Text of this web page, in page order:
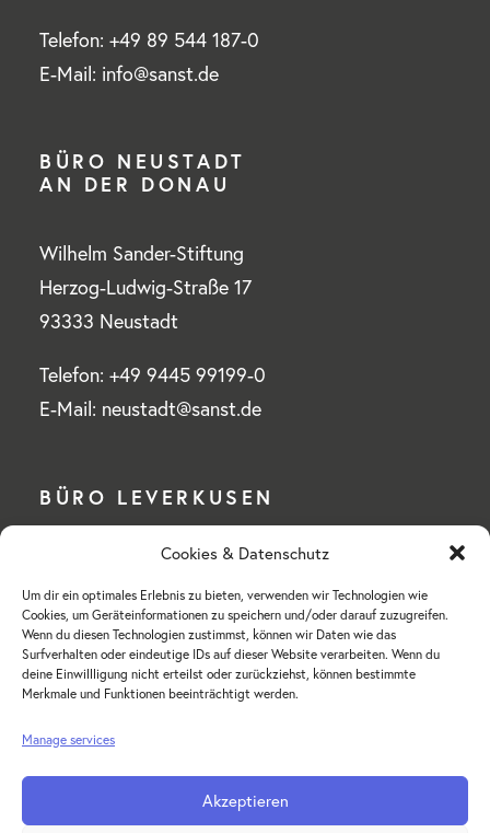
Cookies & Datenschutz
Um dir ein optimales Erlebnis zu bieten, verwenden wir Technologien wie
Cookies, um Geräteinformationen zu speichern und/oder darauf zuzugreifen.
Wenn du diesen Technologien zustimmst, können wir Daten wie das
Surfverhalten oder eindeutige IDs auf dieser Website verarbeiten. Wenn du
deine Einwillligung nicht erteilst oder zurückziehst, können bestimmte
Merkmale und Funktionen beeinträchtigt werden.
Manage services
Akzeptieren
Telefon: +49 89 544 187-0
E-Mail: info@sanst.de
BÜRO NEUSTADT
AN DER DONAU
Wilhelm Sander-Stiftung
Herzog-Ludwig-Straße 17
93333 Neustadt
Telefon: +49 9445 99199-0
E-Mail: neustadt@sanst.de
BÜRO LEVERKUSEN
Wilhelm Sander-Stiftung
Mülheimer Straße 76 a
51375 Leverkusen-Schlebusch
Telefon: +49 214 855 18-0